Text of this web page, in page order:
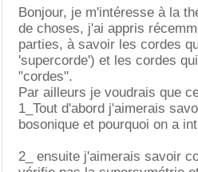
Bonjour, je m'intéresse à la
de choses, j'ai appris
parties, à savoir les cordes
'supercorde') et les cordes
"cordes".
Par ailleurs je voudrais que
1_Tout d'abord j'aimerais
bosonique et pourquoi on a
2_ ensuite j'aimerais savoir